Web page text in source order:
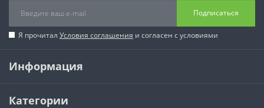
Подписаться
Я прочитал Условия соглашения и согласен с условиями
Информация
Категории